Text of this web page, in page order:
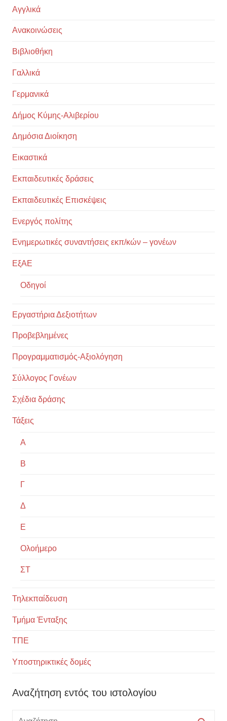
Αγγλικά
Ανακοινώσεις
Βιβλιοθήκη
Γαλλικά
Γερμανικά
Δήμος Κύμης-Αλιβερίου
Δημόσια Διοίκηση
Εικαστικά
Εκπαιδευτικές δράσεις
Εκπαιδευτικές Επισκέψεις
Ενεργός πολίτης
Ενημερωτικές συναντήσεις εκπ/κών – γονέων
ΕξΑΕ
Οδηγοί
Εργαστήρια Δεξιοτήτων
Προβεβλημένες
Προγραμματισμός-Αξιολόγηση
Σύλλογος Γονέων
Σχέδια δράσης
Τάξεις
Α
Β
Γ
Δ
Ε
Ολοήμερο
ΣΤ
Τηλεκπαίδευση
Τμήμα Ένταξης
ΤΠΕ
Υποστηρικτικές δομές
Αναζήτηση εντός του ιστολογίου
Αναζήτηση